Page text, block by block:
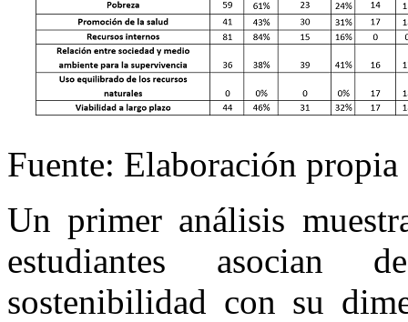
Fuente: Elaboración
Un primer análisis
estudiantes asocian
sostenibilidad con su